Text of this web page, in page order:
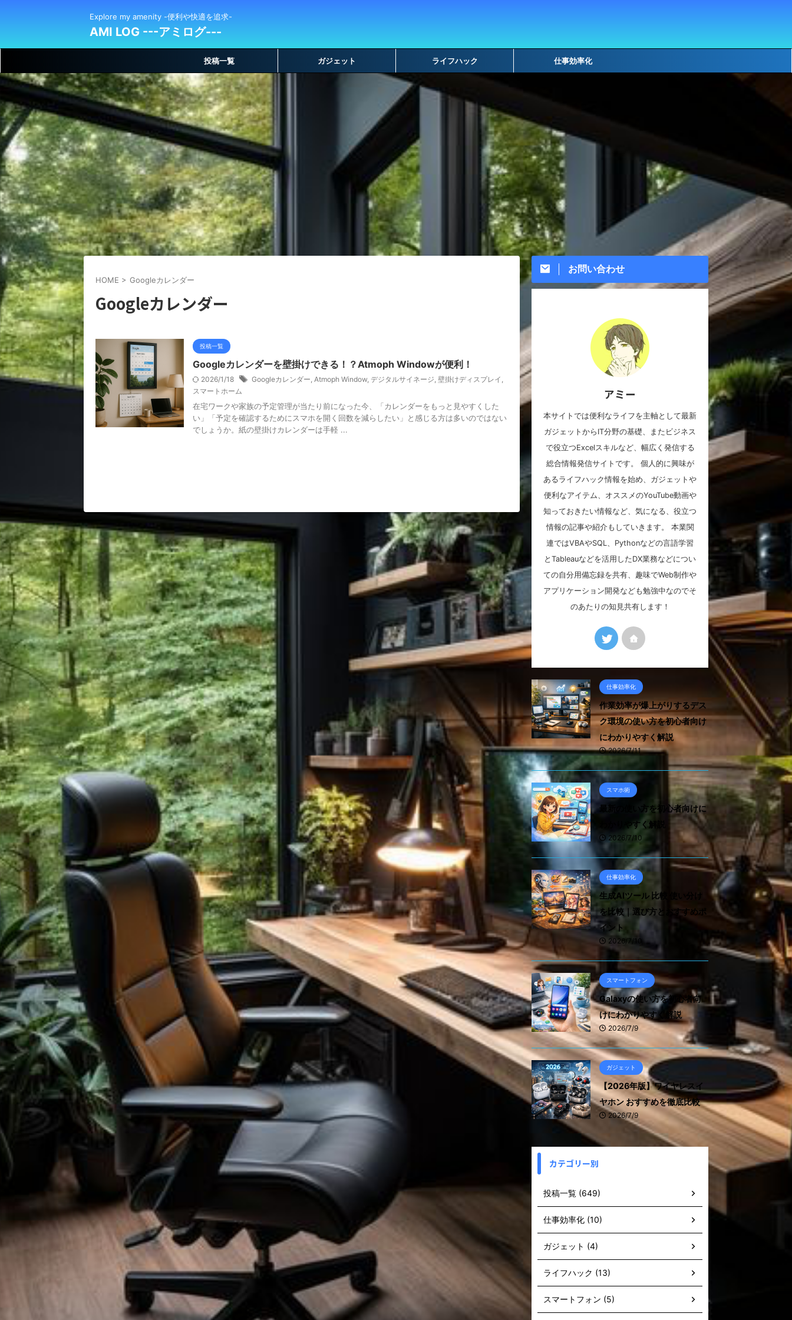
Explore my amenity -便利や快適を追求-
AMI LOG ---アミログ---
投稿一覧 ガジェット ライフハック 仕事効率化
HOME > Googleカレンダー
Googleカレンダー
投稿一覧
Googleカレンダーを壁掛けできる！？Atmoph Windowが便利！
2026/1/18 Googleカレンダー, Atmoph Window, デジタルサイネージ, 壁掛けディスプレイ ,
スマートホーム
在宅ワークや家族の予定管理が当たり前になった今、「カレンダーをもっと見やすくした
い」「予定を確認するためにスマホを開く回数を減らしたい」と感じる方は多いのではない
でしょうか。紙の壁掛けカレンダーは手軽 ...
お問い合わせ
アミー
本サイトでは便利なライフを主軸として最新
ガジェットからIT分野の基礎、またビジネス
で役立つExcelスキルなど、幅広く発信する
総合情報発信サイトです。 個人的に興味が
あるライフハック情報を始め、ガジェットや
便利なアイテム、オススメのYouTube動画や
知っておきたい情報など、気になる、役立つ
情報の記事や紹介もしていきます。 本業関
連ではVBAやSQL、Pythonなどの言語学習
とTableauなどを活用したDX業務などについ
ての自分用備忘録を共有、趣味でWeb制作や
アプリケーション開発なども勉強中なのでそ
のあたりの知見共有します！
仕事効率化
作業効率が爆上がりするデス
ク環境の使い方を初心者向け
にわかりやすく解説
2026/7/11
スマホ術
最新の使い方を初心者向けに
わかりやすく解説
2026/7/10
仕事効率化
生成AIツール 比較 使い分け
を比較｜選び方とおすすめポ
イント
2026/7/10
スマートフォン
Galaxyの使い方を初心者向
けにわかりやすく解説
2026/7/9
ガジェット
【2026年版】ワイヤレスイ
ヤホン おすすめを徹底比較
2026/7/9
カテゴリー別
投稿一覧 (649)
仕事効率化 (10)
ガジェット (4)
ライフハック (13)
スマートフォン (5)